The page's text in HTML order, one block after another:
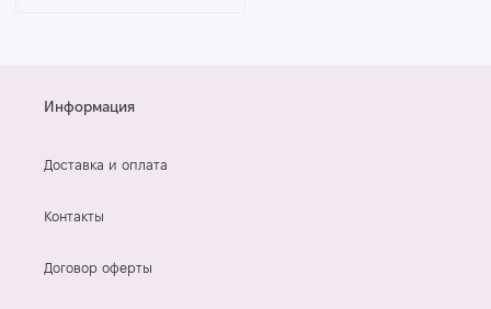
Информация
Доставка и оплата
Контакты
Договор оферты